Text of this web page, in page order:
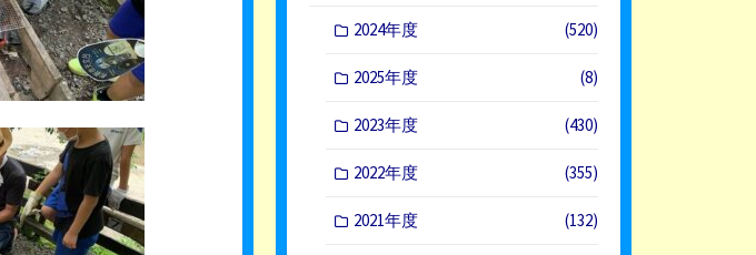
2024年度 (520)
2025年度 (8)
2023年度 (430)
2022年度 (355)
2021年度 (132)